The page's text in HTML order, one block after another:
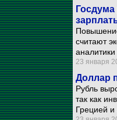
считают
23 января
Доллар
Рубль
так как
Грецией и